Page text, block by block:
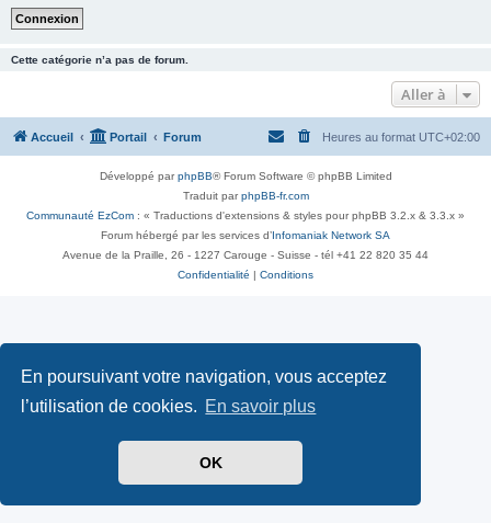
En poursuivant votre navigation, vous acceptez
l’utilisation de cookies. En savoir plus
OK
Cette catégorie n’a pas de forum.
Aller à
Accueil Portail Forum Heures au format UTC+02:00
Développé parphpBB® Forum Software © phpBB Limited
Traduit parphpBB-fr.com
Communauté EzCom : « Traductions d'extensions & styles pour phpBB 3.2.x & 3.3.x »
Forum hébergé par les services d’ Infomaniak Network SA
Avenue de la Praille, 26 - 1227 Carouge - Suisse - tél +41 22 820 35 44
Confidentialité
Conditions